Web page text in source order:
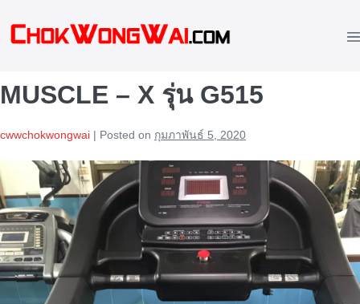
MUSCLE – X รุ่น G515
cwwchokwongwai | Posted on กุมภาพันธ์ 5, 2020